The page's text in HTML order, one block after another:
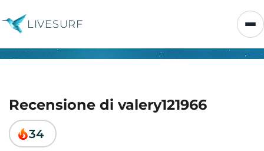
LIVESURF
Recensione di valery121966
34